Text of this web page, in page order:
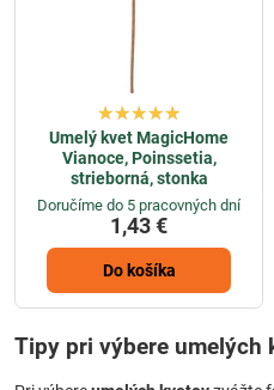
dekorácie, ktoré budú tešiť vás aj
Umelý kvet MagicHome
Vianoce, Poinssetia,
strieborná, stonka
Doručíme do 5 pracovných dní
1,43 €
Do košíka
Tipy pri výbere umelých